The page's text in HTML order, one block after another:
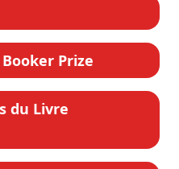
Prize
du Livre